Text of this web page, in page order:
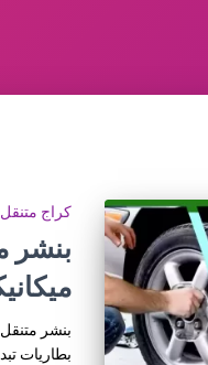
كراج متنقل
بنشر
بطاريات